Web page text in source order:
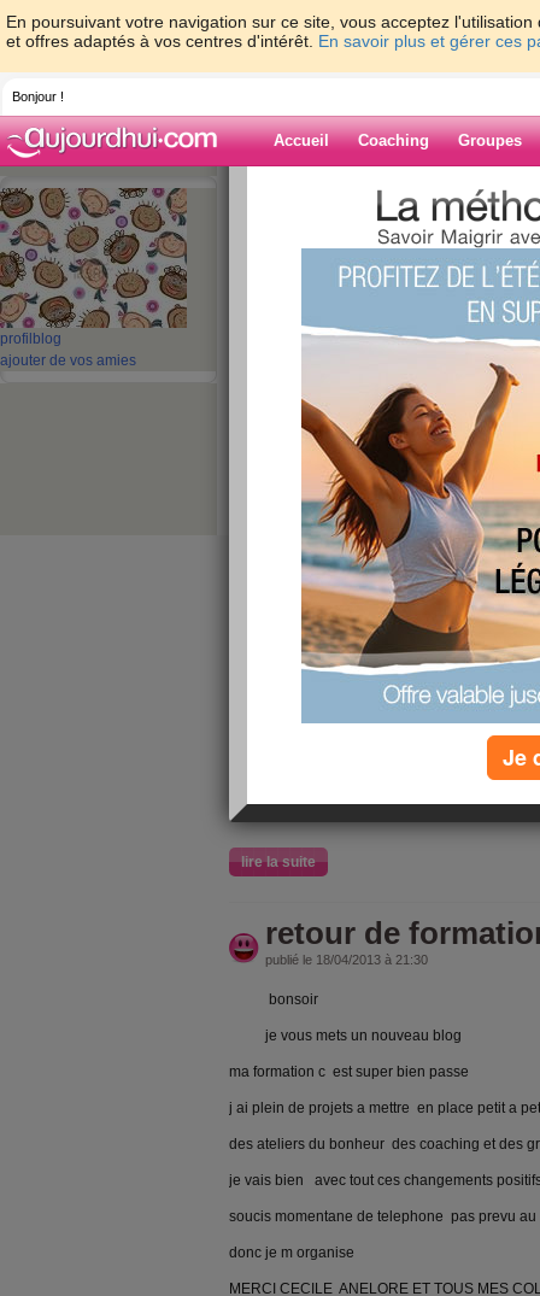
En poursuivant votre navigation sur ce site, vous acceptez
et offres adaptés à vos centres d'intérêt. En savoir plus et gérer ces
Bonjour !
Accueil Coaching Groupes
profil blog
ajouter de vos amies
>
Blog de
‹ Préc. 1 2 3 4 5
biodanza
publié le 01/05/2013 à 17:04
je vous souhaite un bon premier mai avec les
je voudrais vous parlez de la biodanza
c est une danse de groupes pour que notre
j en fait depuis 2MOIS ENVIRON ET CA AIDE
AVEC SOI MEME
JE VOUS MET UN LIEN YEN A DANS
CA COUTE PAS TRES CHER POUR ETRE EN
www
lire la suite
retour de
publié le 18/04/2013 à 21:30
bonsoir
je vous mets un nouveau blog
ma formation c est super bien passe
j ai plein de projets a mettre en place petit a
des ateliers du bonheur des coaching et des
je vais bien avec tout ces changements
soucis momentane de telephone pas prevu
donc je m organise
MERCI CECILE ANELORE ET TOUS MES
Je